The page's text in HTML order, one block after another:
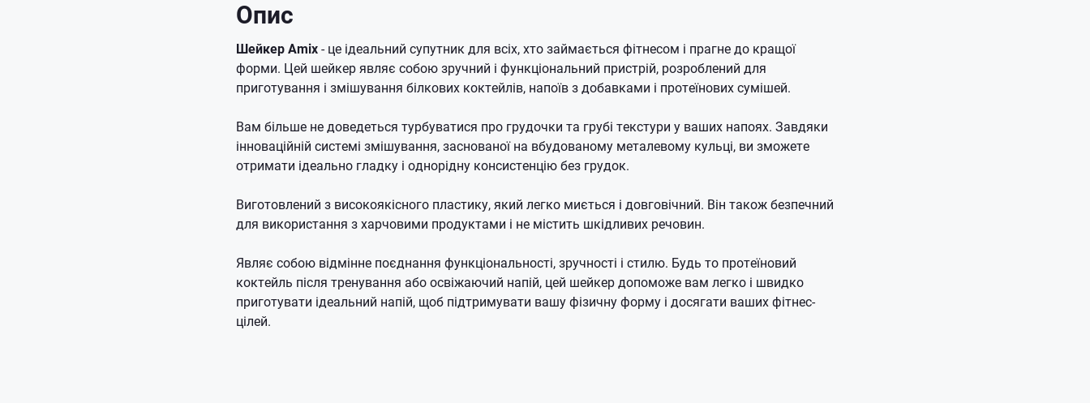
Опис
Шейкер Amix- це ідеальний супутник для всіх, хто займається фітнесом і прагне до кращої
форми. Цей шейкер являє собою зручний і функціональний пристрій, розроблений для
приготування і змішування білкових коктейлів, напоїв з добавками і протеїнових сумішей.
Вам більше не доведеться турбуватися про грудочки та грубі текстури у ваших напоях. Завдяки
інноваційній системі змішування, заснованої на вбудованому металевому кульці, ви зможете
отримати ідеально гладку і однорідну консистенцію без грудок.
Виготовлений з високоякісного пластику, який легко миється і довговічний. Він також безпечний
для використання з харчовими продуктами і не містить шкідливих речовин.
Являє собою відмінне поєднання функціональності, зручності і стилю. Будь то протеїновий
коктейль після тренування або освіжаючий напій, цей шейкер допоможе вам легко і швидко
приготувати ідеальний напій, щоб підтримувати вашу фізичну форму і досягати ваших фітнес-
цілей.